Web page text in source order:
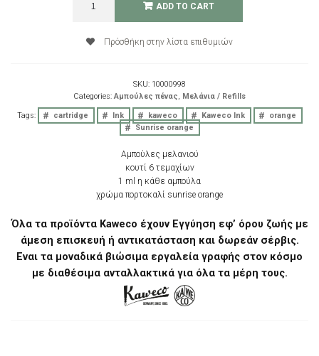
αμπούλες
πένα
ADD TO CART
Πρόσθήκη στην λίστα επιθυμιών
SKU: 10000998
Categories:Αμπούλες πένας, Μελάνια / Refills
Tags: cartridge Ink kaweco Kaweco Ink
orange
Sunrise orange
Αμπούλες μελανιού
κουτί 6 τεμαχίων
1 ml η κάθε αμπούλα
χρώμα πορτοκαλί sunrise orange
Όλα τα προϊόντα Kaweco έχουν Εγγύηση εφ’ όρου ζωής με
άμεση επισκευή ή αντικατάσταση και δωρεάν σέρβις.
Eναι τα μοναδικά βιώσιμα εργαλεία γραφής στον κόσμο
με διαθέσιμα ανταλλακτικά για όλα τα μέρη τους.